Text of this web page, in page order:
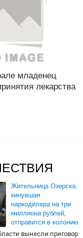
младенец
лекарства
Жительница Озерска,
кинувшая
наркодилера на три
миллиона рублей,
отправится в колонию
вынесли приговор